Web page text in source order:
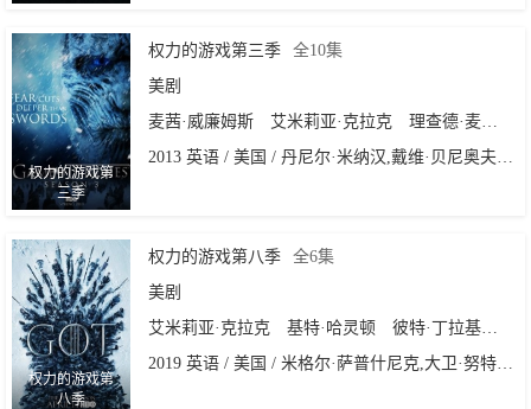
权力的游戏第
三季
权力的游戏第三季
全10集
美剧
麦茜·威廉姆斯
艾米莉亚·克拉克 理查德·麦登
权力的游戏第
八季
权力的游戏第八季
全6集
美剧
艾米莉亚·克拉克
基特·哈灵顿 彼特·丁拉基
2019 英语 / 美国 / 米格尔·萨普什尼克,大卫·努特尔,戴维·贝尼奥夫,D·B·威斯